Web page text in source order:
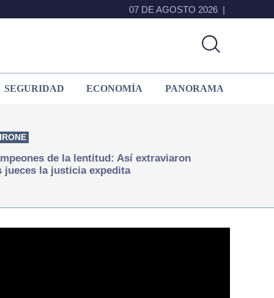
07 DE AGOSTO 2026
SEGURIDAD ECONOMÍA PANORAMA
de la lentitud: Así extraviaron
jueces la justicia expedita